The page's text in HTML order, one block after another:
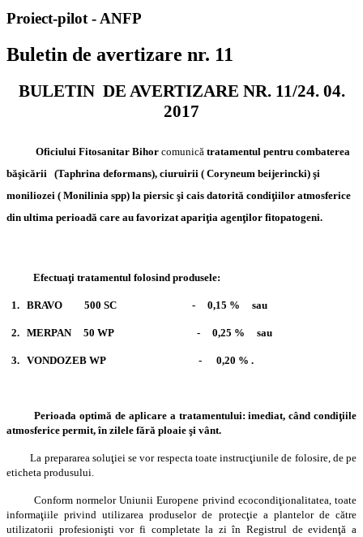
Proiect-pilot - ANFP
Buletin de avertizare nr. 11
BULETIN DE AVERTIZARE NR. 11/24. 04.
2017
Oficiului Fitosanitar Bihor comunică tratamentul pentru combaterea
băşicării (Taphrina deformans), ciuruirii ( Coryneum beijerincki) şi
moniliozei ( Monilinia spp) la piersic şi cais datorită condiţiilor atmosferice
din ultima perioadă care au favorizat apariţia agenţilor fitopatogeni.
Efectuaţi tratamentul folosind produsele:
1. BRAVO 500 SC - 0,15 % sau
2. MERPAN 50 WP - 0,25 % sau
3. VONDOZEB WP - 0,20 % .
Perioada optimă de aplicare a tratamentului: imediat, când condiţiile
atmosferice permit, în zilele fără ploaie şi vânt.
La prepararea soluţiei se vor respecta toate instrucţiunile de folosire, de pe
eticheta produsului.
Conform normelor Uniunii Europene privind ecocondiţionalitatea, toate
informaţiile privind utilizarea produselor de protecţie a plantelor de către
utilizatorii profesionişti vor fi completate la zi în Registrul de evidenţă a